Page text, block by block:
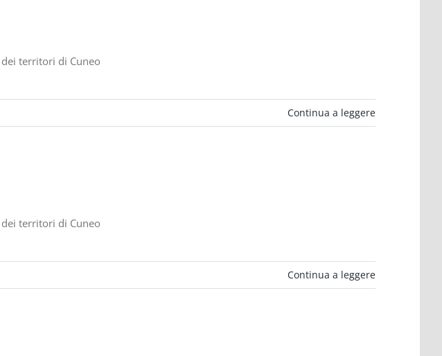
territori di Cuneo
Continua a leggere
territori di Cuneo
Continua a leggere